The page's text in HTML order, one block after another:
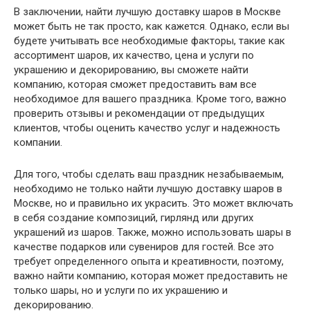
В заключении, найти лучшую доставку шаров в Москве
может быть не так просто, как кажется. Однако, если вы
будете учитывать все необходимые факторы, такие как
ассортимент шаров, их качество, цена и услуги по
украшению и декорированию, вы сможете найти
компанию, которая сможет предоставить вам все
необходимое для вашего праздника. Кроме того, важно
проверить отзывы и рекомендации от предыдущих
клиентов, чтобы оценить качество услуг и надежность
компании.
Для того, чтобы сделать ваш праздник незабываемым,
необходимо не только найти лучшую доставку шаров в
Москве, но и правильно их украсить. Это может включать
в себя создание композиций, гирлянд или других
украшений из шаров. Также, можно использовать шары в
качестве подарков или сувениров для гостей. Все это
требует определенного опыта и креативности, поэтому,
важно найти компанию, которая может предоставить не
только шары, но и услуги по их украшению и
декорированию.